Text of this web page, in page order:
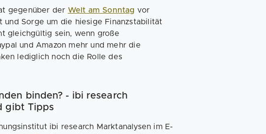
gegenüber der Welt am Sonntag vor
und Sorge um die hiesige Finanzstabilität
gleichgültig sein, wenn große
und Amazon mehr und mehr die
lediglich noch die Rolle des
binden? - ibi research
gibt Tipps
ibi research Marktanalysen im E-